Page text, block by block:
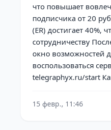
что повышает
подписчика от 20
(ER) достигает 40%,
сотрудничеству
окно возможностей
воспользоваться
telegraphyx.ru/start
15 февр., 11:46